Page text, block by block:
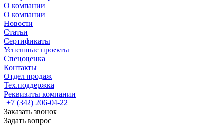
О компании
О компании
Новости
Статьи
Сертификаты
Успешные проекты
Спецоценка
Контакты
Отдел продаж
Тех.поддержка
Реквизиты компании
+7 (342) 206-04-22
Заказать звонок
Задать вопрос